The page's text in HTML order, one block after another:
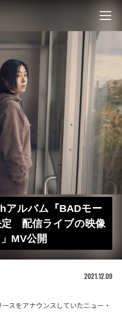
アルバム『BADモー
定 配信ライブの映像
MV公開
2021.12.09
スをアナウンスしていたニュー・